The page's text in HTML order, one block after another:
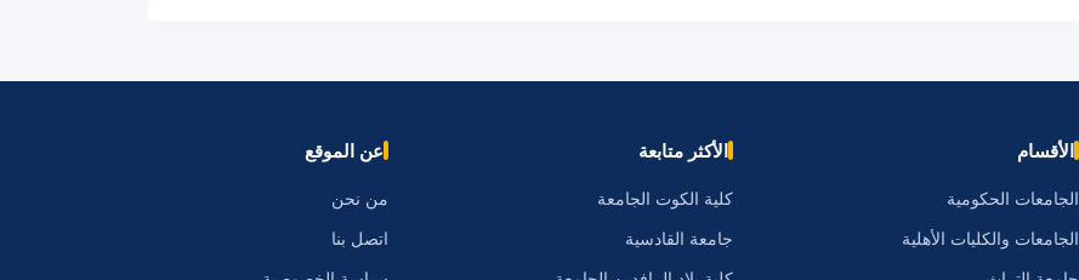
الأقسام
الجامعات الحكومية
الجامعات والكليات الأهلية
الأكثر متابعة
كلية الكوت الجامعة
جامعة القادسية
عن الموقع
من نحن
اتصل بنا